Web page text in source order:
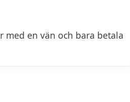
med en vän och bara betala